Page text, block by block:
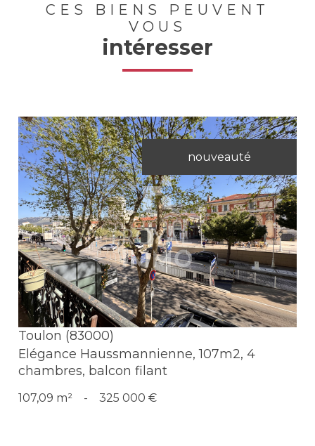
CES BIENS PEUVENT
VOUS
intéresser
nouveauté
Voir le bien
Toulon (83000)
Elégance Haussmannienne, 107m2, 4
chambres, balcon filant
107,09 m² - 325 000 €